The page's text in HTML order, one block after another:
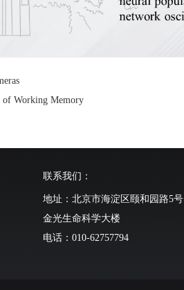
of Working Memory
联系我们：
地址：北京市海淀区颐和园路5号
金光生命科学大楼
电话：010-62757794